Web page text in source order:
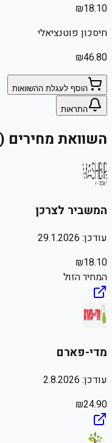
₪18.10
חיסכון פוטנציאלי
₪46.80
הוסף לעגלת ההשוואות
התראות
השוואת מחירים (10 חנויות)
המשביר לצרכן
עודכן: 29.1.2026
₪18.10
המחיר הזול
מדי-פארם
עודכן: 2.8.2026
₪24.90